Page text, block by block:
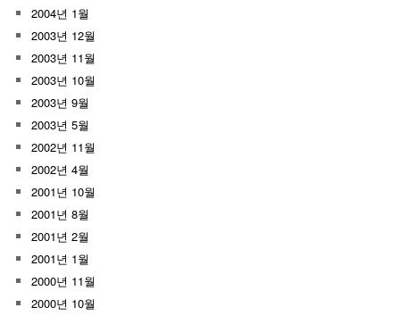
2004년 1월
2003년 12월
2003년 11월
2003년 10월
2003년 9월
2003년 5월
2002년 11월
2002년 4월
2001년 10월
2001년 8월
2001년 2월
2001년 1월
2000년 11월
2000년 10월